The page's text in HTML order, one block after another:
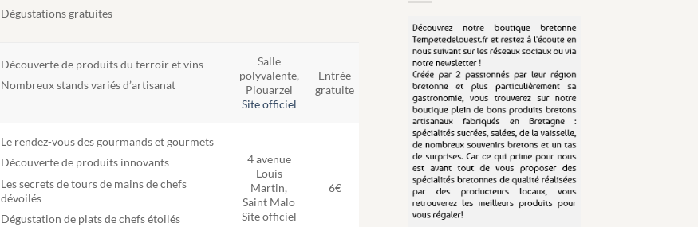
Dégustations gratuites
Découverte de produits du terroir et vins
Nombreux stands variés d’artisanat
Salle
polyvalente,
Plouarzel
Site officiel
Entrée
gratuite
Le rendez-vous des gourmands et gourmets
Découverte de produits innovants
Les secrets de tours de mains de chefs
dévoilés
Dégustation de plats de chefs étoilés
4 avenue
Louis
Martin,
Saint Malo
Site officiel
6€